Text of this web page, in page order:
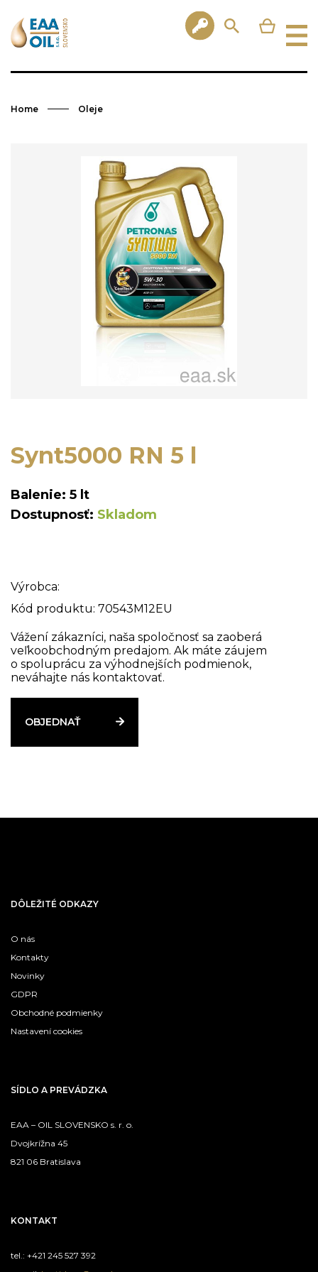
Home Oleje
Synt5000 RN 5 l
Balenie: 5 lt
Dostupnosť: Skladom
Výrobca:
Kód produktu: 70543M12EU
Vážení zákazníci, naša spoločnosť sa zaoberá
veľkoobchodným predajom. Ak máte záujem
o spoluprácu za výhodnejších podmienok,
neváhajte nás kontaktovať.
OBJEDNAŤ
DÔLEŽITÉ ODKAZY
O nás
Kontakty
Novinky
GDPR
Obchodné podmienky
Nastavení cookies
SÍDLO A PREVÁDZKA
EAA – OIL SLOVENSKO s. r. o.
Dvojkrížna 45
821 06 Bratislava
KONTAKT
tel.: +421 245 527 392